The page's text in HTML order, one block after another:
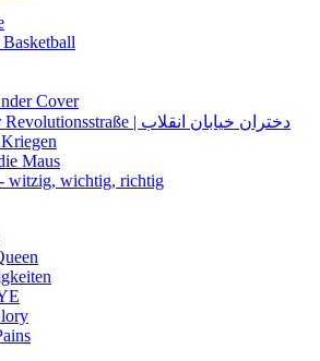
Cover
Frauen der Revolutionsstraße | دختران خیابان انقلاب
Maus
witzig, wichtig, richtig